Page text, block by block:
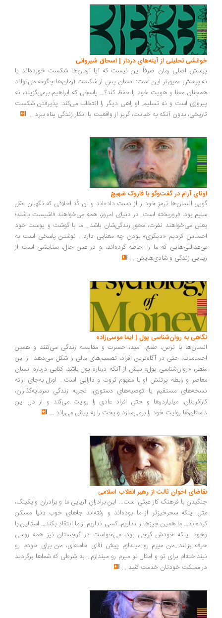
تحلیلی از آینه‌های دردار | اسحاق شیروانی
اصلی رمان صرفاً این نیست که آیا آرمان‌ها شکست خورده‌اند یا
عمیق‌تر این است: انسان پس از شکست آرمان‌ها چگونه می‌تواند
معنا و هویت خود را حفظ کند؟... پاسخی که ابراهیم برمی‌گزیند، نه
است و نه تسلیم. او راهی دیگر را انتخاب می‌کند: پذیرفتن شکست
بدون آنکه به خیانت، گریز از واقعیت یا انکار زندگی پناه ببرد...
آرام در گفت‌وگو با فاروک شهیچ‭
انسان‌ها ترمزِ خود را از دست داده‌اند و آن کُدِ اخلاقی که نگهبان عقل
بود، فروریخته است. در دنیای امروز، همه می‌خواهند فاشیست باشند؛
می‌خواهند نفرت، محورِ زندگی‌شان باشد... ما با گوشت و پوست خود
کردیم «دیگری» بودن چه معنایی دارد... نوشتن پاسخی است به
که ما را احاطه کرده‌اند، و در عین حال، ستایشی است از
زندگی و شادی‌هایش...
به روان‌شناسی پول | ایما موسی‌زاده
با ترس، طمع، امید، حسرت و مقایسه زندگی می‌کنند و همین
حتی در آگاه‌ترین افراد، تصمیم‌های مالی را شکل می‌دهد. از این
«روان‌شناسی پول» بیش از آنکه درباره پول باشد، کتابی درباره انسان
و رابطه پرتنش او با مفهوم ثروت و دارایی است... اوزل به‌جای ارائه
مستقیم یا توصیه‌های دستوری، تجربه زندگی سرمایه‌گذاران،
میلیاردرها و حتی افراد عادی را روایت می‌کند و از دل این
روایت خود را برمی‌سازد و بحث را به پیش می‌راند ...
اخوان ثالث از رهبر انقلاب اسلامی
با فرهنگ کار عبثی است... این برادران آریایی ما و برادران وایکینگ،
اینکه سحرخیزتر از ما بوده‌اند و رفته‌اند جاهای خوب دنیا مسکن
ما همین چیزها را نداریم. کسی نداریم از ما انتقاد بکند... استالین با
اینکه خودش گرجی بود، می‌خواست در گرجستان نیز همه روسی
بزنند...من میرم رو میندازم پیش آقای خامنه‌ای، من برای خودم رو
برای تو و امثال تو میرم رو میندازم... به شرطی که شماها برگردید
مملکت خودتان خدمت کنید...